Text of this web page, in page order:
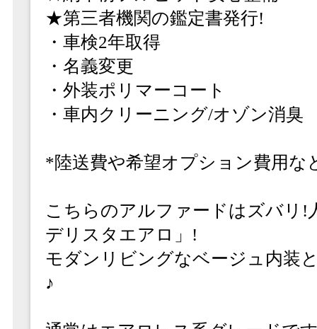
★第三者機関の鑑定書発行!
・車検2年取得
・名義変更
・外装ポリマーコート
・車内クリーニング/オゾン消臭
*陸送費や希望オプション費用
こちらのアルファードはズバリ!
デリスタエアロ」!
モダンリビングなベージュ内装
♪